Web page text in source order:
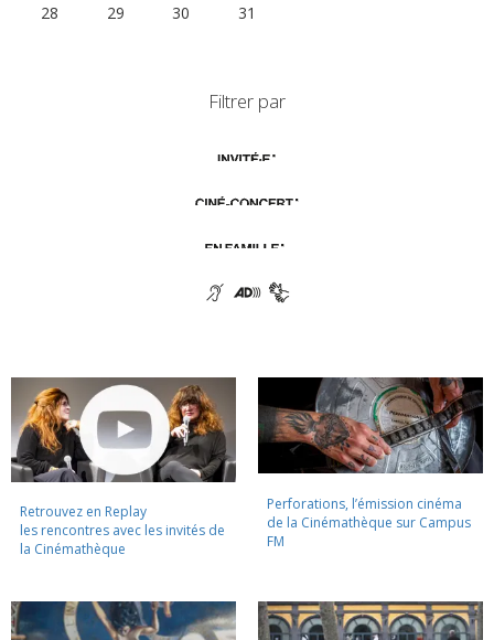
28
29 30 31
Filtrer par
Retrouvez en Replay
les rencontres avec les invités de
la Cinémathèque
Perforations, l’émission cinéma
de la Cinémathèque sur Campus
FM